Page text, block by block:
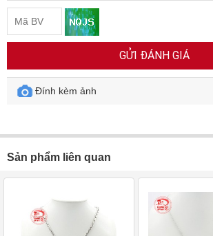
GỬI ĐÁNH GIÁ
Đính kèm ảnh
Sản phẩm liên quan